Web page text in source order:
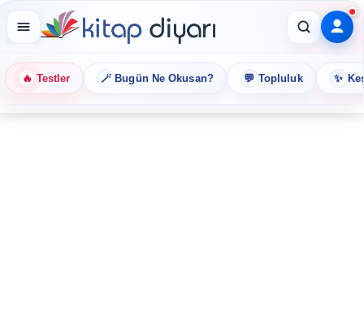
🔥 Testler 🪄 Bugün Ne Okusan? 💬 Topluluk ✨